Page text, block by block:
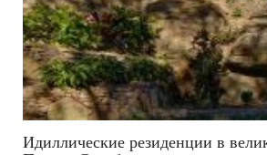
Идиллические резиденции в